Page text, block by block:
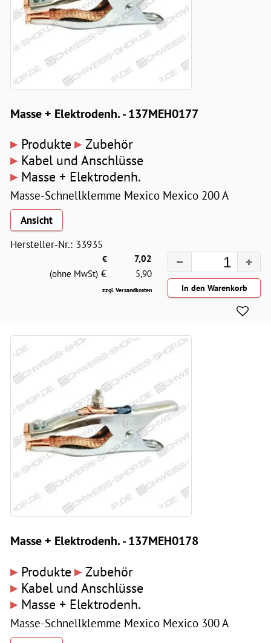
Masse + Elektrodenh. - 137MEH0177
▸ Produkte ▸ Zubehör
▸ Kabel und Anschlüsse
▸ Masse + Elektrodenh.
Masse-Schnellklemme Mexico Mexico 200 A
Ansicht
Hersteller-Nr.: 33935
€
7,02
(ohne MwSt) € 5,90
zzgl. Versandkosten
Masse + Elektrodenh. - 137MEH0178
▸ Produkte ▸ Zubehör
▸ Kabel und Anschlüsse
▸ Masse + Elektrodenh.
Masse-Schnellklemme Mexico Mexico 300 A